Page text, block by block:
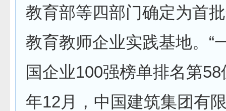
教育部等四部门确定为首
教育教师企业实践基地。“
国企业100强榜单排名第
年12月，中国建筑集团有